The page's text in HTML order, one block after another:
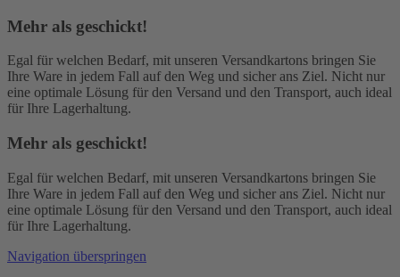
Mehr als geschickt!
Egal für welchen Bedarf, mit unseren Versandkartons bringen Sie
Ihre Ware in jedem Fall auf den Weg und sicher ans Ziel. Nicht nur
eine optimale Lösung für den Versand und den Transport, auch ideal
für Ihre Lagerhaltung.
Mehr als geschickt!
Egal für welchen Bedarf, mit unseren Versandkartons bringen Sie
Ihre Ware in jedem Fall auf den Weg und sicher ans Ziel. Nicht nur
eine optimale Lösung für den Versand und den Transport, auch ideal
für Ihre Lagerhaltung.
Navigation überspringen